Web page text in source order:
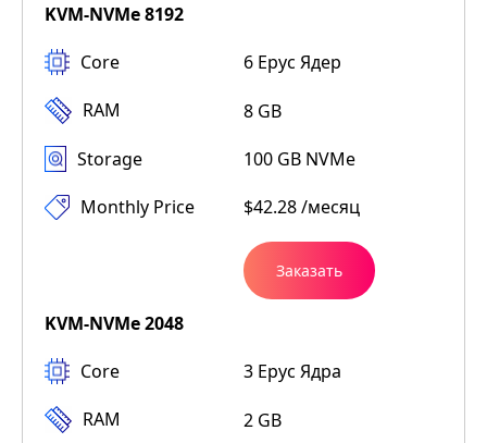
KVM-NVMe 8192
Core
6 Epyc Ядер
RAM
8 GB
Storage
100 GB NVMe
Monthly Price
$42.28 /месяц
Заказать
KVM-NVMe 2048
Core
3 Epyc Ядра
RAM
2 GB